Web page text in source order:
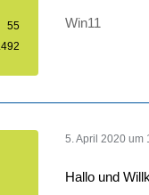
55
Win11
5. April 2020 um
Hallo und